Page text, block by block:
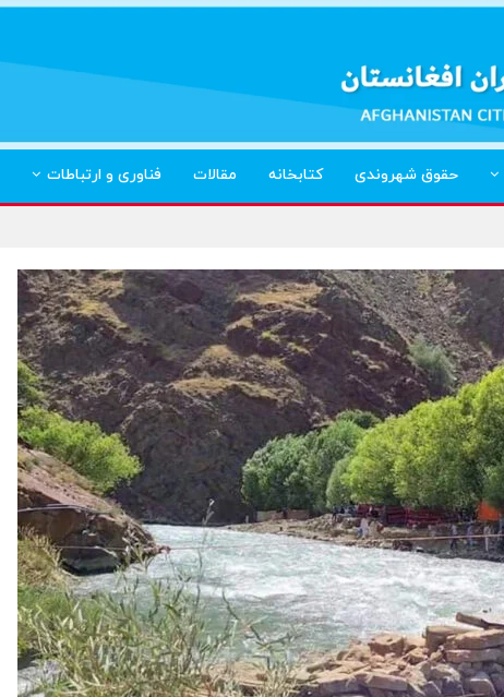
حقوق شهروندی کتابخانه مقالات فناوری و ارتباطات